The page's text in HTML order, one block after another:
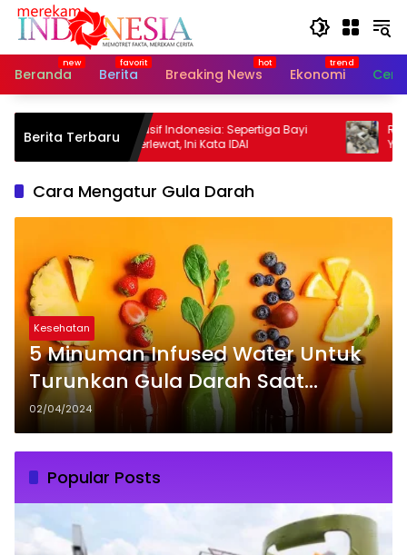
Langsung
Beranda
Berita Breaking News Ekonomi
Berita TerbaruASI Eksklusif Indonesia: Sepertiga Bayi
Masih Terlewat, Ini Kata IDAI
Cara Mengatur Gula Darah
Kesehatan
5 Minuman Infused Water Untuk
Turunkan Gula Darah Saat
Berbuka dan Sahur
02/04/2024
Popular Posts